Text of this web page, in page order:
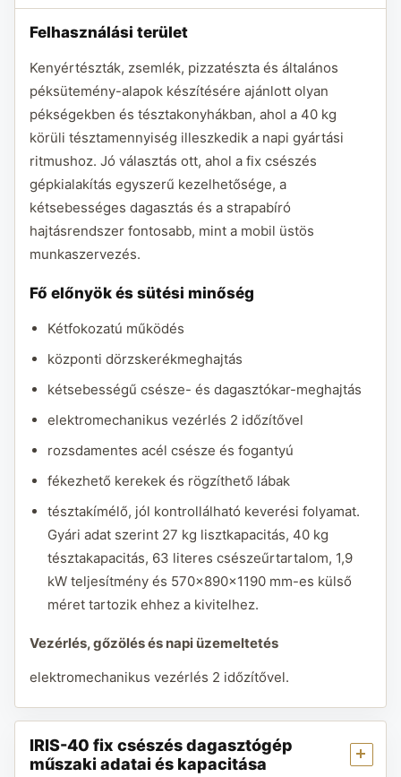
Felhasználási terület
Kenyértészták, zsemlék, pizzatészta és általános
péksütemény-alapok készítésére ajánlott olyan
pékségekben és tésztakonyhákban, ahol a 40 kg
körüli tésztamennyiség illeszkedik a napi gyártási
ritmushoz. Jó választás ott, ahol a fix csészés
gépkialakítás egyszerű kezelhetősége, a
kétsebességes dagasztás és a strapabíró
hajtásrendszer fontosabb, mint a mobil üstös
munkaszervezés.
Fő előnyök és sütési minőség
Kétfokozatú működés
központi dörzskerékmeghajtás
kétsebességű csésze- és dagasztókar-meghajtás
elektromechanikus vezérlés 2 időzítővel
rozsdamentes acél csésze és fogantyú
fékezhető kerekek és rögzíthető lábak
tésztakímélő, jól kontrollálható keverési folyamat.
Gyári adat szerint 27 kg lisztkapacitás, 40 kg
tésztakapacitás, 63 literes csészeűrtartalom, 1,9
kW teljesítmény és 570x890x1190 mm-es külső
méret tartozik ehhez a kivitelhez.
Vezérlés, gőzölés és napi üzemeltetés
elektromechanikus vezérlés 2 időzítővel.
IRIS-40 fix csészés dagasztógép
műszaki adatai és kapacitása